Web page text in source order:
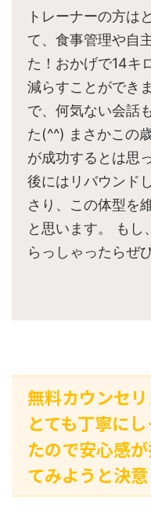
トレーナーの方は
て、食事管理や自
た！おかげで14キ
減らすことができ
で、何気ない会話
た(^^) まさかこの
が成功するとは思
後にはリバウンド
さり、この体型を
と思います。 もし
らっしゃったらぜ
無料カウンセリ
とても丁寧に
たので安心感
てみようと決意